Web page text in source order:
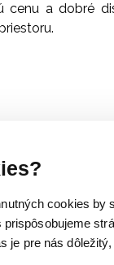
cenu a dobré
cookies by
je pre nás